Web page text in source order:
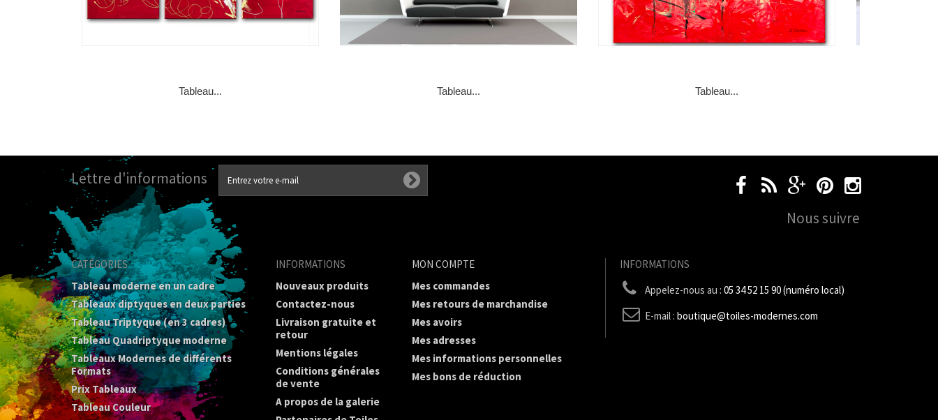
Tableau... Tableau... Tableau...
Lettre d'informations
Nous suivre
CATÉGORIES
Tableau moderne en un cadre
Tableaux diptyques en deux parties
Tableau Triptyque (en 3 cadres)
Tableau Quadriptyque moderne
Tableaux Modernes de différents
Formats
Prix Tableaux
Tableau Couleur
INFORMATIONS
Nouveaux produits
Contactez-nous
Livraison gratuite et
retour
Mentions légales
Conditions générales
de vente
A propos de la galerie
MON COMPTE
Mes commandes
Mes retours de marchandise
Mes avoirs
Mes adresses
Mes informations personnelles
Mes bons de réduction
INFORMATIONS
Appelez-nous au : 05 34 52 15 90 (numéro local)
E-mail : boutique@toiles-modernes.com